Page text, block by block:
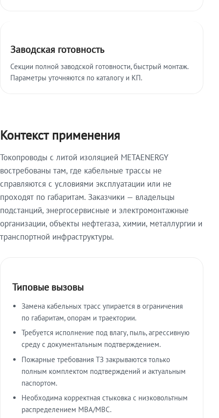
Заводская готовность
Секции полной заводской готовности, быстрый монтаж.
Параметры уточняются по каталогу и КП.
Контекст применения
Токопроводы с литой изоляцией METAENERGY
востребованы там, где кабельные трассы не
справляются с условиями эксплуатации или не
проходят по габаритам. Заказчики — владельцы
подстанций, энергосервисные и электромонтажные
организации, объекты нефтегаза, химии, металлургии и
транспортной инфраструктуры.
Типовые вызовы
Замена кабельных трасс упирается в ограничения
по габаритам, опорам и траектории.
Требуется исполнение под влагу, пыль, агрессивную
среду с документальным подтверждением.
Пожарные требования ТЗ закрываются только
полным комплектом подтверждений и актуальным
паспортом.
Необходима корректная стыковка с низковольтным
распределением МВА/МВС.